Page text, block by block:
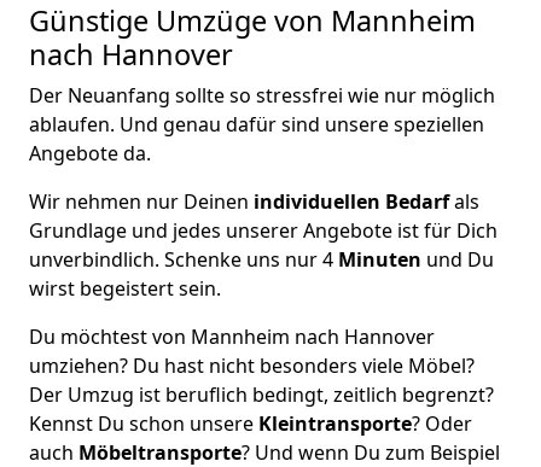
Günstige Umzüge von Mannheim
nach Hannover
Der Neuanfang sollte so stressfrei wie nur möglich
ablaufen. Und genau dafür sind unsere speziellen
Angebote da.
Wir nehmen nur Deinen individuellen Bedarfals
Grundlage und jedes unserer Angebote ist für Dich
unverbindlich. Schenke uns nur 4 Minuten und Du
wirst begeistert sein.
Du möchtest von Mannheim nach Hannover
umziehen? Du hast nicht besonders viele Möbel?
Der Umzug ist beruflich bedingt, zeitlich begrenzt?
Kennst Du schon unsere Kleintransporte? Oder
auch Möbeltransporte? Und wenn Du zum Beispiel